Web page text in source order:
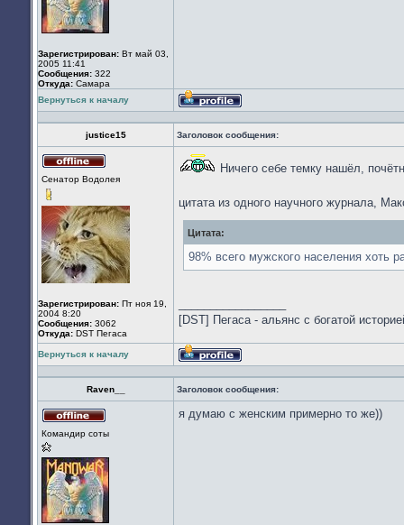
Зарегистрирован: Вт май 03,
2005 11:41
Сообщения: 322
Откуда: Cамара
Вернуться к началу
Профиль
justice15 Заголовок сообщения:
в
Сенатор Водолея
Зарегистрирован: Пт ноя 19,
2004 8:20
Сообщения: 3062
Откуда: DST Пегаса
Ничего себе темку нашёл,
цитата из одного научного журнала,
Цитата:
98% всего мужского населения хоть
[DST] Пегаса - альянс с богатой
Вернуться к началу
Профиль
Raven__ Заголовок сообщения:
в
Командир соты
я думаю с женским примерно то же))